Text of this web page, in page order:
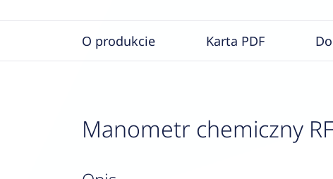
O produkcie Karta PDF
Manometr chemiczny